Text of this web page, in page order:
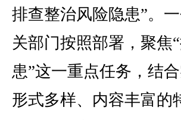
排查整治风险隐患”。
关部门按照部署，聚焦
患”这一重点任务，结
形式多样、内容丰富的